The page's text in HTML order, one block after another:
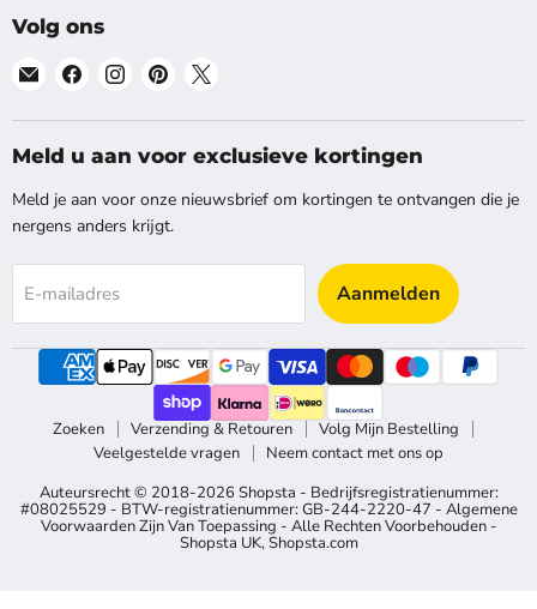
Volg ons
Vind
op
E-
Vind
op
Facebook
Vind
op
Instagram
Vind
op
Pinterest
op
X
Meld u aan voor exclusieve kortingen
Meld je aan voor onze nieuwsbrief om kortingen te ontvangen die je
nergens anders krijgt.
E-mailadres Aanmelden
Zoeken Verzending & Retouren
Volg Mijn Bestelling
Veelgestelde vragen
Neem contact met ons op
Auteursrecht © 2018-2026 Shopsta - Bedrijfsregistratienummer:
#08025529 - BTW-registratienummer: GB-244-2220-47 - Algemene
Voorwaarden Zijn Van Toepassing - Alle Rechten Voorbehouden -
Shopsta UK,Shopsta.com